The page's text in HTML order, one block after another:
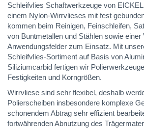
Schleifvlies Schaftwerkzeuge von
einem Nylon-Wirrvlieses mit fest
kommen beim Reinigen, Feinschleifen,
von Buntmetallen und Stählen sowie einer
Anwendungsfelder zum Einsatz. Mit
Schleifvlies-Sortiment auf Basis von
Siliziumcarbid fertigen wir
Festigkeiten und Korngrößen.
Wirrvliese sind sehr flexibel, deshalb
Polierscheiben insbesondere komplexe
schonendem Abtrag sehr effizient
fortwährenden Abnutzung des